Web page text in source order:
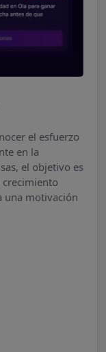
el esfuerzo
en la
el objetivo es
una motivación